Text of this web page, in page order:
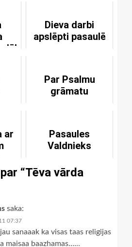
dēļ
Dieva darbi
apslēpti pasaulē
Par Psalmu
grāmatu
ar
Pasaules
Valdnieks
“Tēva vārda
saka:
07:37
sanaaak ka visas taas religijas
maisaa baazhamas……